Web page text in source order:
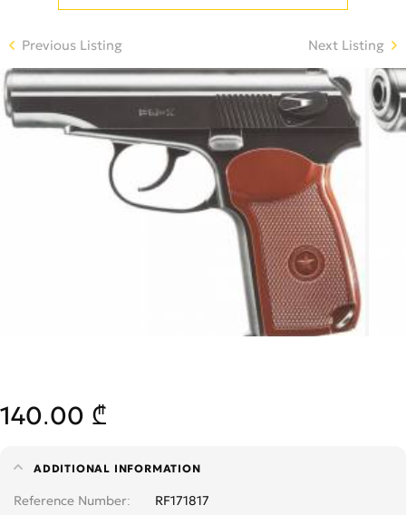
Previous Listing Next Listing
140.00 ₾
ADDITIONAL INFORMATION
Reference Number
RF171817